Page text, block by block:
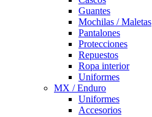
Guantes
Mochilas / Maletas
Pantalones
Protecciones
Repuestos
Ropa interior
Uniformes
MX / Enduro
Uniformes
Accesorios